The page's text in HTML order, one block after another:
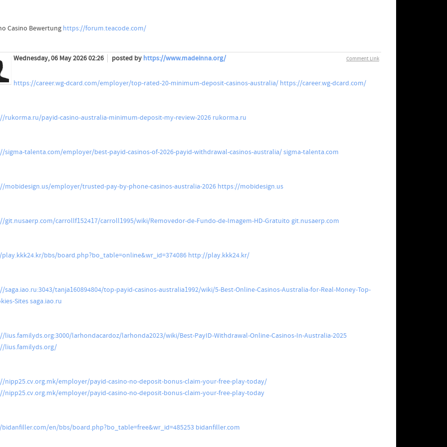
Casino Bewertung https://forum.teacode.com/
Comment Link
Wednesday, 06 May 2026 02:26 posted by https://www.madeinna.org/
https://career.wg-dcard.com/employer/top-rated-20-minimum-deposit-casinos-australia/ https://career.wg-dcard.com/
rukorma.ru/payid-casino-australia-minimum-deposit-my-review-2026 rukorma.ru
sigma-talenta.com/employer/best-payid-casinos-of-2026-payid-withdrawal-casinos-australia/sigma-talenta.com
mobidesign.us/employer/trusted-pay-by-phone-casinos-australia-2026 https://mobidesign.us
git.nusaerp.com/carrollf152417/carroll1995/wiki/Removedor-de-Fundo-de-Imagem-HD-Gratuito git.nusaerp.com
bbs/board.php?bo_table=online&wr_id=374086 http://play.kkk24.kr/
saga.iao.ru:3043/tanja160894804/top-payid-casinos-australia1992/wiki/5-Best-Online-Casinos-Australia-for-Real-Money-Top-
Sitessaga.iao.ru
lius.familyds.org:3000/larhondacardoz/larhonda2023/wiki/Best-PayID-Withdrawal-Online-Casinos-In-Australia-2025
lius.familyds.org/
nipp25.cv.org.mk/employer/payid-casino-no-deposit-bonus-claim-your-free-play-today/
nipp25.cv.org.mk/employer/payid-casino-no-deposit-bonus-claim-your-free-play-today
en/bbs/board.php?bo_table=free&wr_id=485253 bidanfiller.com